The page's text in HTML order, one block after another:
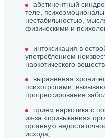
абстинентный
теле,
нестабильностью,
физическими и
интоксикация в
употреблением
наркотического
выраженная
психотропами,
прогрессирование
прием наркотика с
из-за «привыкания»
органную
исхода;